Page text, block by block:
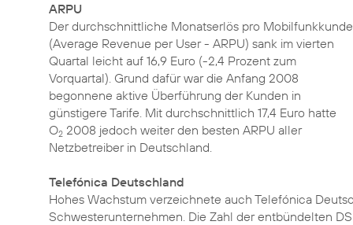
ARPU
Der durchschnittliche Monatserlös pro Mobilfunkkunde
(Average Revenue per User - ARPU) sank im vierten
Quartal leicht auf 16,9 Euro (-2,4 Prozent zum
Vorquartal). Grund dafür war die Anfang 2008
begonnene aktive Überführung der Kunden in
günstigere Tarife. Mit durchschnittlich 17,4 Euro hatte
O2 2008 jedoch weiter den besten ARPU aller
Netzbetreiber in Deutschland.
Telefónica Deutschland
Hohes Wachstum verzeichnete auch Telefónica
Schwesterunternehmen. Die Zahl der entbündelten